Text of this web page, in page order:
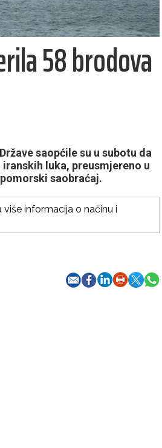
58 brodova
saopćile su u subotu da
luka, preusmjereno u
saobraćaj.
više informacija o načinu i